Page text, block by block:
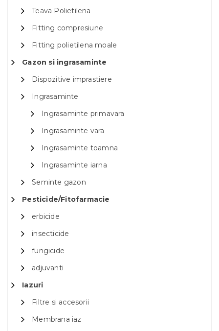
Teava Polietilena
Fitting compresiune
Fitting polietilena moale
Gazon si ingrasaminte
Dispozitive imprastiere
Ingrasaminte
Ingrasaminte primavara
Ingrasaminte vara
Ingrasaminte toamna
Ingrasaminte iarna
Seminte gazon
Pesticide/Fitofarmacie
erbicide
insecticide
fungicide
adjuvanti
Iazuri
Filtre si accesorii
Membrana iaz